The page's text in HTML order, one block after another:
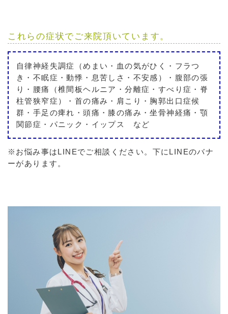
これらの症状でご来院頂いています。
自律神経失調症（めまい・血の気がひく・フラつ
き・不眠症・動悸・息苦しさ・不安感）・腹部の張
り・腰痛（椎間板ヘルニア・分離症・すべり症・脊
柱管狭窄症）・首の痛み・肩こり・胸郭出口症候
群・手足の痺れ・頭痛・膝の痛み・坐骨神経痛・顎
関節症・パニック・イップス など
※お悩み事はLINEでご相談ください。下にLINEのバナ
ーがあります。